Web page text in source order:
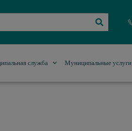
служба Муниципальные услуги